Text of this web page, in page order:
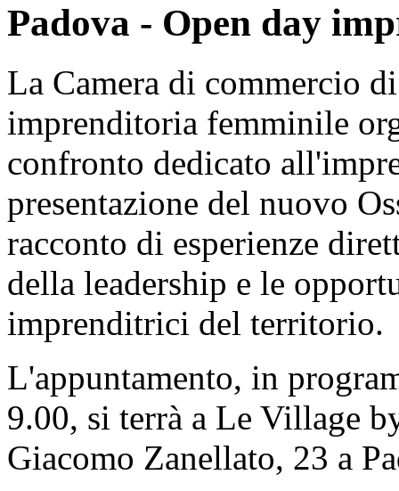
Padova - Open day
La Camera di commercio
imprenditoria femminile
confronto dedicato
presentazione del nuovo
racconto di esperienze
della leadership e le
imprenditrici del territorio.
L'appuntamento, in
9.00, si terrà a Le Village
Giacomo Zanellato, 23 a